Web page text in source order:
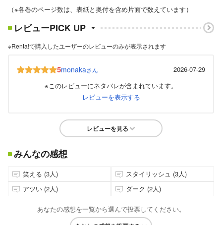
（※各巻のページ数は、表紙と奥付を含め片面で数えています）
レビューPICK UP
※Renta!で購入したユーザーのレビューのみが表示されます
5monakaさん
2026-07-29
※このレビューにネタバレが含まれています。
レビューを表示する
レビューを見る
みんなの感想
笑える (3人)
スタイリッシュ (3人)
アツい (2人)
ダーク (2人)
あなたの感想を一覧から選んで投票してください。